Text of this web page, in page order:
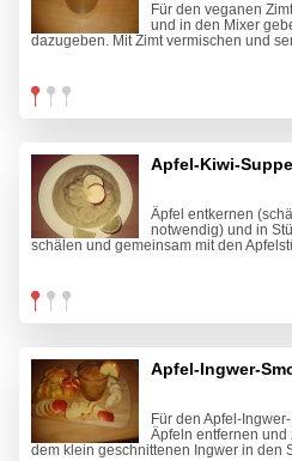
Für den veganen
und in den Mixer
dazugeben. Mit Zimt vermischen und
Apfel-Kiwi-
Äpfel entkernen
notwendig) und in
schälen und gemeinsam mit den
Apfel-Ingwer-
Für den Apfel-
Äpfeln entfernen und
dem klein geschnittenen Ingwer in den